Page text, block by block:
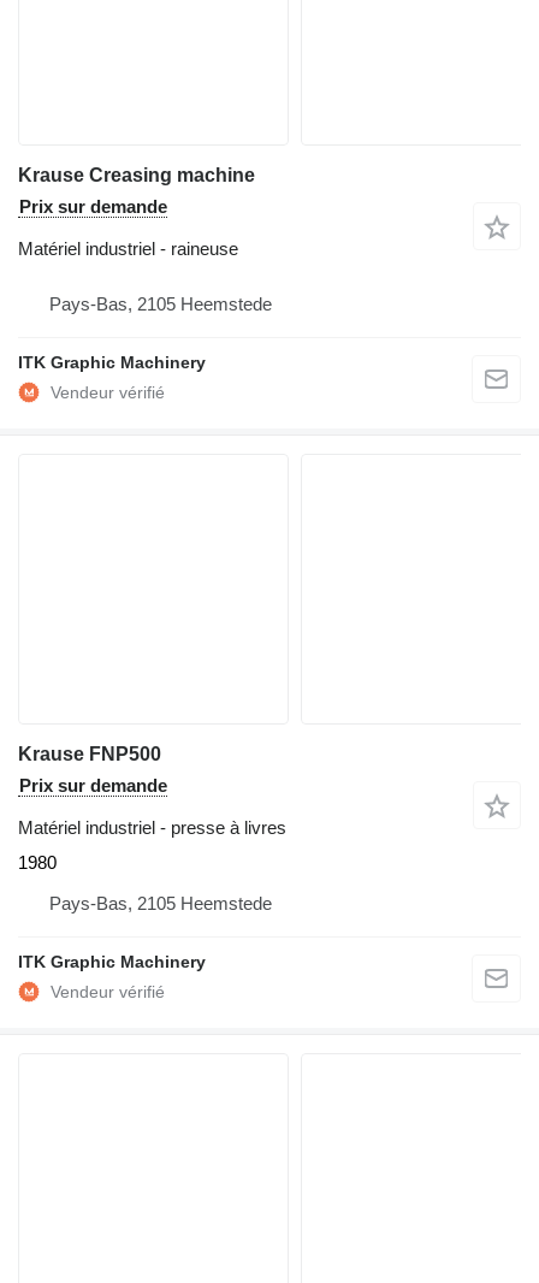
Krause Creasing machine
Prix sur demande
Matériel industriel - raineuse
Pays-Bas, 2105 Heemstede
ITK Graphic Machinery
Krause FNP500
Prix sur demande
Matériel industriel - presse à livres
1980
Pays-Bas, 2105 Heemstede
ITK Graphic Machinery